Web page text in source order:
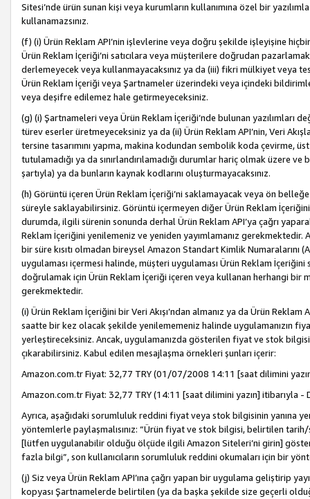
Sitesi’nde ürün sunan kişi veya kurumların kullanımına özel bir
kullanamazsınız.
(f) (i) Ürün Reklam API’nin işlevlerine veya doğru şekilde işleyişine
Ürün Reklam İçeriği’ni satıcılara veya müşterilere doğrudan
derlemeyecek veya kullanmayacaksınız ya da (iii) fikri mülkiyet veya
Ürün Reklam İçeriği veya Şartnameler üzerindeki veya içindeki
veya deşifre edilemez hale getirmeyeceksiniz.
(g) (i) Şartnameleri veya Ürün Reklam İçeriği’nde bulunan
türev eserler üretmeyeceksiniz ya da (ii) Ürün Reklam API’nin, Veri
tersine tasarımını yapma, makina kodundan sembolik koda çevirme,
tutulamadığı ya da sınırlandırılamadığı durumlar hariç olmak üzere
şartıyla) ya da bunların kaynak kodlarını oluşturmayacaksınız.
(h) Görüntü içeren Ürün Reklam İçeriği’ni saklamayacak veya ön
süreyle saklayabilirsiniz. Görüntü içermeyen diğer Ürün Reklam
durumda, ilgili sürenin sonunda derhal Ürün Reklam API’ya çağrı
Reklam İçeriğini yenilemeniz ve yeniden yayımlamanız gerekmektedir.
bir süre kısıtı olmadan bireysel Amazon Standart Kimlik Numaralarını
uygulaması içermesi halinde, müşteri uygulaması Ürün Reklam
doğrulamak için Ürün Reklam İçeriği içeren veya kullanan herhangi bir
gerekmektedir.
(i) Ürün Reklam İçeriğini bir Veri Akışı’ndan almanız ya da Ürün
saatte bir kez olacak şekilde yenilememeniz halinde uygulamanızın
yerleştireceksiniz. Ancak, uygulamanızda gösterilen fiyat ve stok
çıkarabilirsiniz. Kabul edilen mesajlaşma örnekleri şunları içerir:
Amazon.com.tr Fiyat: 32,77 TRY (01/07/2008 14:11 [saat dilimini
Amazon.com.tr Fiyat: 32,77 TRY (14:11 [saat dilimini yazın] itibarıyla -
Ayrıca, aşağıdaki sorumluluk reddini fiyat veya stok bilgisinin yanına
yöntemlerle paylaşmalısınız: “Ürün fiyat ve stok bilgisi, belirtilen
[lütfen uygulanabilir olduğu ölçüde ilgili Amazon Siteleri’ni girin]
fazla bilgi”, son kullanıcıların sorumluluk reddini okumaları için bir
(j) Siz veya Ürün Reklam API’ına çağrı yapan bir uygulama geliştirip
kopyası Şartnamelerde belirtilen (ya da başka şekilde size geçerli